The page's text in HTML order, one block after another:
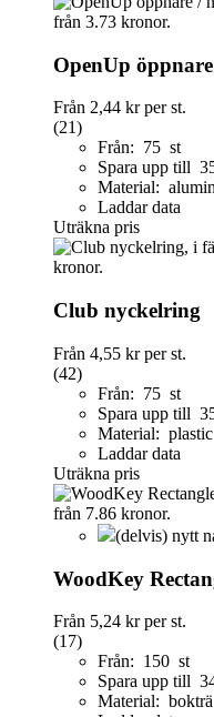
OpenUp
Från 2,44 krper st.
(21)
Från: 75 st
Spara upp till
Material:
Laddar data
Uträkna pris
Club nyckelring
Från 4,55 krper st.
(42)
Från: 75 st
Spara upp till
Material: plastic
Laddar data
Uträkna pris
(delvis) nytt
WoodKey
Från 5,24 krper st.
(17)
Från: 150 st
Spara upp till
Material: bokträ